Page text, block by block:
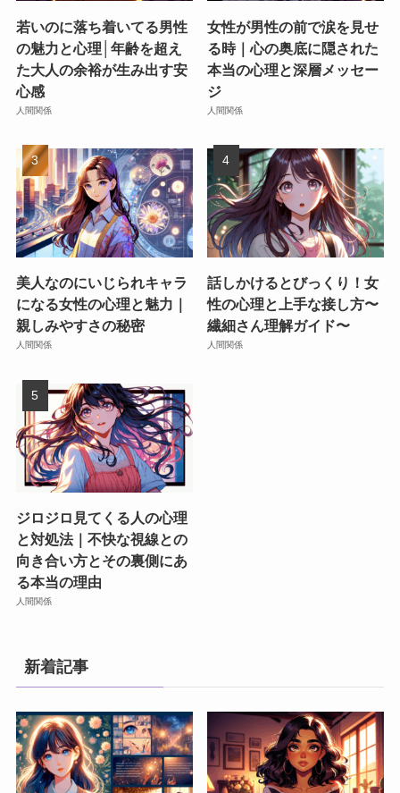
若いのに落ち着いてる男性
の魅力と心理│年齢を超え
た大人の余裕が生み出す安
心感
人間関係
女性が男性の前で涙を見せ
る時｜心の奥底に隠された
本当の心理と深層メッセー
ジ
人間関係
美人なのにいじられキャラ
になる女性の心理と魅力｜
親しみやすさの秘密
人間関係
話しかけるとびっくり！女
性の心理と上手な接し方〜
繊細さん理解ガイド〜
人間関係
ジロジロ見てくる人の心理
と対処法｜不快な視線との
向き合い方とその裏側にあ
る本当の理由
人間関係
新着記事